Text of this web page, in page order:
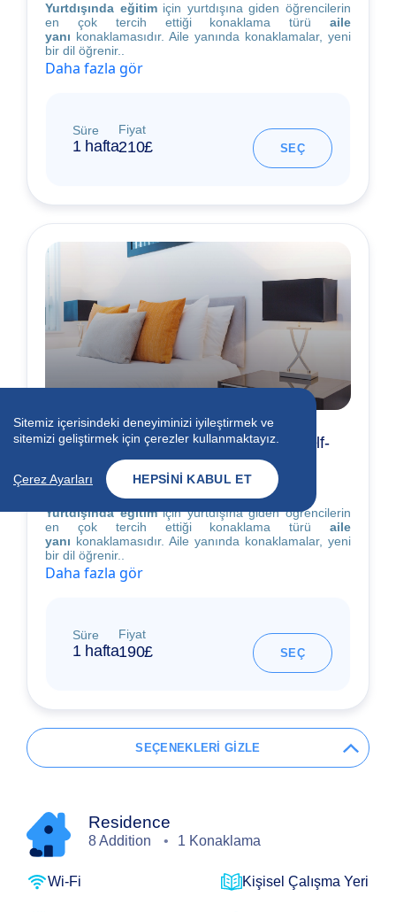
Yurtdışında eğitimiçin yurtdışına giden öğrencilerin
en çok tercih ettiği konaklama türü aile
yanı konaklamasıdır. Aile yanında konaklamalar, yeni
bir dil öğrenir..
Daha fazla gör
Süre
1 hafta
Fiyat
210£ SEÇ
Aile Yanı Konaklama / Single Room / Self-
Catering / Shared Bathroom / 18 Yaş ve
Üzeri
Yurtdışında eğitimiçin yurtdışına giden öğrencilerin
en çok tercih ettiği konaklama türü aile
yanı konaklamasıdır. Aile yanında konaklamalar, yeni
bir dil öğrenir..
Daha fazla gör
Süre
1 hafta
Fiyat
190£ SEÇ
SEÇENEKLERİ GİZLE
Residence
8 Addition 1 Konaklama
Wi-Fi Kişisel Çalışma Yeri
Sitemiz içerisindeki deneyiminizi iyileştirmek ve
sitemizi geliştirmek için çerezler kullanmaktayız.
Çerez Ayarları HEPSINI KABUL ET